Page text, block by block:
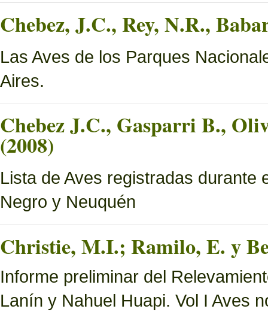
Chebez, J.C., Rey, N.R.,
Las Aves de los Parques
Aires.
Chebez J.C., Gasparri B.,
(2008)
Lista de Aves registradas durante
Negro y Neuquén
Christie, M.I.; Ramilo, E. y
Informe preliminar del
Lanín y Nahuel Huapi. Vol I Aves